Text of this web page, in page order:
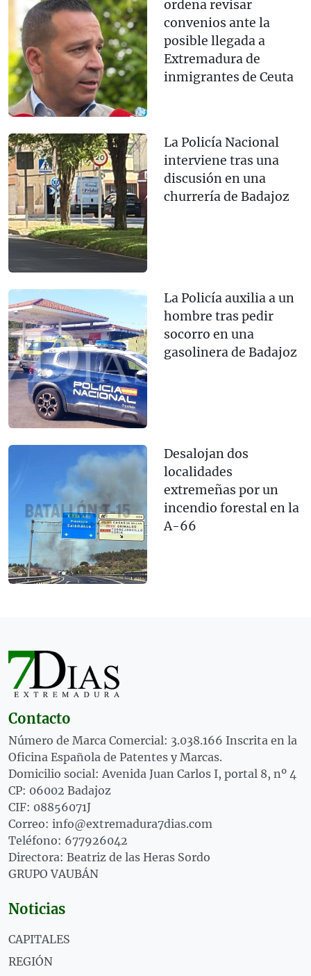
ordena revisar
convenios ante la
posible llegada a
Extremadura de
inmigrantes de Ceuta
La Policía Nacional
interviene tras una
discusión en una
churrería de Badajoz
La Policía auxilia a un
hombre tras pedir
socorro en una
gasolinera de Badajoz
Desalojan dos
localidades
extremeñas por un
incendio forestal en la
A-66
Contacto
Número de Marca Comercial: 3.038.166 Inscrita en la
Oficina Española de Patentes y Marcas.
Domicilio social: Avenida Juan Carlos I, portal 8, nº 4
CP: 06002 Badajoz
CIF: 08856071J
Correo: info@extremadura7dias.com
Teléfono: 677926042
Directora: Beatriz de las Heras Sordo
GRUPO VAUBÁN
Noticias
CAPITALES
REGIÓN